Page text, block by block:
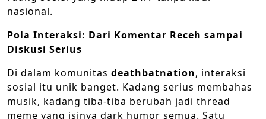
nasional.
Pola Interaksi: Dari Komentar Receh sampai
Diskusi Serius
Di dalam komunitas deathbatnation, interaksi
sosial itu unik banget. Kadang serius membahas
musik, kadang tiba-tiba berubah jadi thread
meme yang isinya dark humor semua. Satu